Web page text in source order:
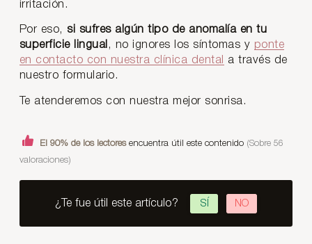
irritación.
Por eso, si sufres algún tipo de anomalía en tu
superficie lingual , no ignores los síntomas y ponte
en contacto con nuestra clínica dental
a través de
nuestro formulario.
Te atenderemos con nuestra mejor sonrisa.
El 90% de los lectoresencuentra útil este contenido (Sobre 56
valoraciones)
¿Te fue útil este artículo? SÍ NO